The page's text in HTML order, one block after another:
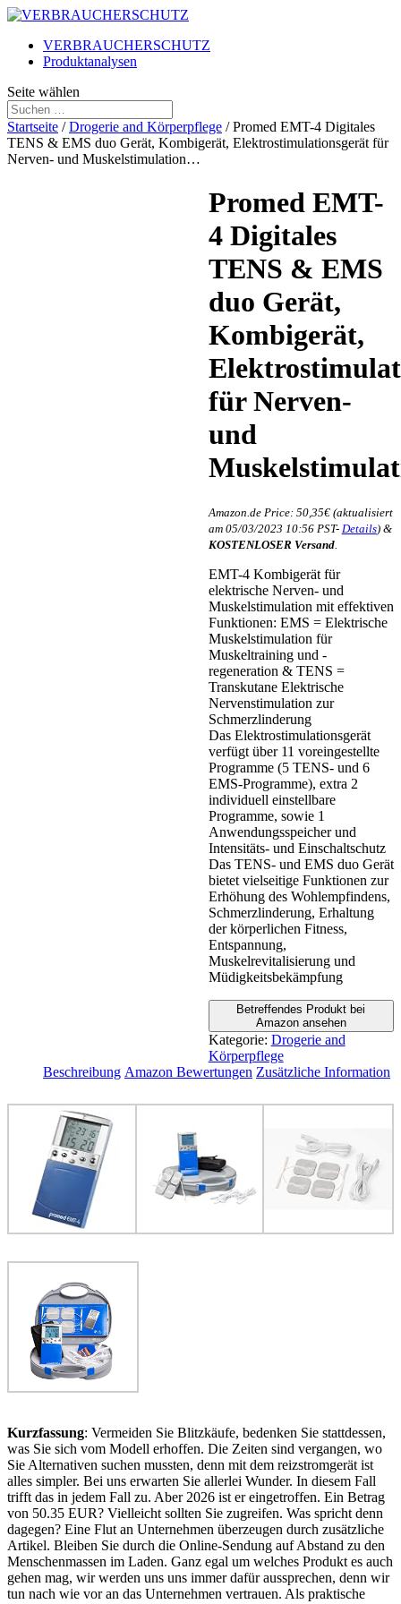
VERBRAUCHERSCHUTZ
Produktanalysen
Seite wählen
Startseite /Drogerie and Körperpflege / Promed EMT-4 Digitales
TENS & EMS duo Gerät, Kombigerät, Elektrostimulationsgerät für
Nerven- und Muskelstimulation…
Promed EMT-
4 Digitales
TENS & EMS
duo Gerät,
Kombigerät,
für Nerven-
und
Amazon.de Price: 50,35€(aktualisiert
am 05/03/2023 10:56 PST- Details) &
KOSTENLOSER Versand.
EMT-4 Kombigerät für
elektrische Nerven- und
Muskelstimulation mit effektiven
Funktionen: EMS = Elektrische
Muskelstimulation für
Muskeltraining und -
regeneration & TENS =
Transkutane Elektrische
Nervenstimulation zur
Schmerzlinderung
Das Elektrostimulationsgerät
verfügt über 11 voreingestellte
Programme (5 TENS- und 6
EMS-Programme), extra 2
individuell einstellbare
Programme, sowie 1
Anwendungsspeicher und
Intensitäts- und Einschaltschutz
Das TENS- und EMS duo Gerät
bietet vielseitige Funktionen zur
Erhöhung des Wohlempfindens,
Schmerzlinderung, Erhaltung
der körperlichen Fitness,
Entspannung,
Muskelrevitalisierung und
Müdigkeitsbekämpfung
Betreffendes Produkt bei
Amazon ansehen
Kategorie: Drogerie and
Körperpflege
Beschreibung Amazon Bewertungen Zusätzliche Information
Kurzfassung: Vermeiden Sie Blitzkäufe, bedenken Sie stattdessen,
was Sie sich vom Modell erhoffen. Die Zeiten sind vergangen, wo
Sie Alternativen suchen mussten, denn mit dem reizstromgerät ist
alles simpler. Bei uns erwarten Sie allerlei Wunder. In diesem Fall
trifft das in jedem Fall zu. Aber 2026 ist er eingetroffen. Ein Betrag
von 50.35 EUR? Vielleicht sollten Sie zugreifen. Was spricht denn
dagegen? Eine Flut an Unternehmen überzeugen durch zusätzliche
Artikel. Bleiben Sie durch die Online-Sendung auf Abstand zu den
Menschenmassen im Laden. Ganz egal um welches Produkt es auch
gehen mag, wir werden uns uns immer dafür aussprechen, denn wir
tun nach wie vor an das Unternehmen vertrauen. Als praktische